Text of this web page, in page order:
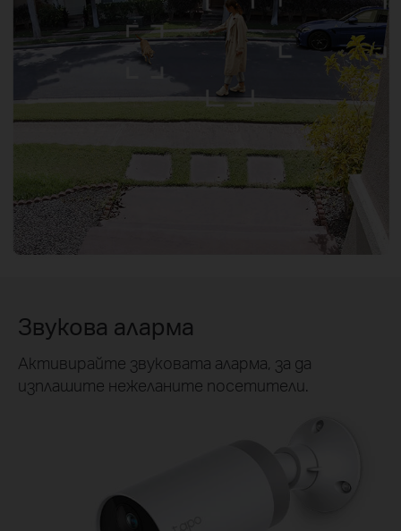
Звукова аларма
Активирайте звуковата аларма, за да
изплашите нежеланите посетители.